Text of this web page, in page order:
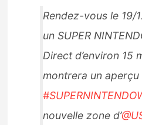
Bons plans
Guides
Rendez-vous le 19/
un SUPER
Direct d’environ 15
montrera un aperçu
nouvelle zone d’